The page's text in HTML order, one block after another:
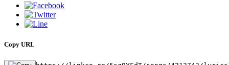
Copy URL